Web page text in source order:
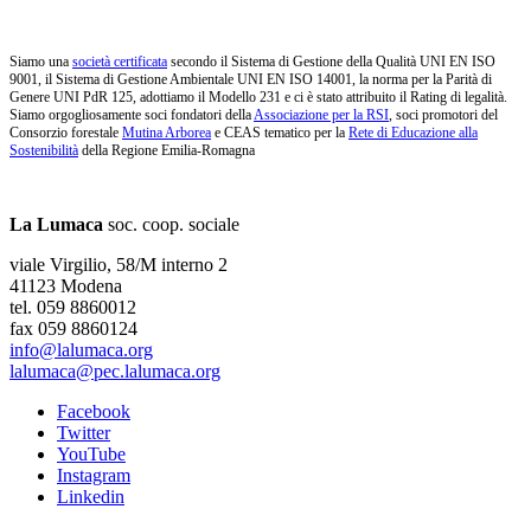
Siamo una società certificata secondo il Sistema di Gestione della Qualità UNI EN ISO
9001, il Sistema di Gestione Ambientale UNI EN ISO 14001, la norma per la Parità di
Genere UNI PdR 125, adottiamo il Modello 231 e ci è stato attribuito il Rating di legalità.
Siamo orgogliosamente soci fondatori dellaAssociazione per la RSI, soci promotori del
Consorzio forestale Mutina Arborea e CEAS tematico per la Rete di Educazione alla
Sostenibilità della Regione Emilia-Romagna
La Lumaca soc. coop. sociale
viale Virgilio, 58/M interno 2
41123 Modena
tel. 059 8860012
fax 059 8860124
info@lalumaca.org
lalumaca@pec.lalumaca.org
Facebook
Twitter
YouTube
Instagram
Linkedin